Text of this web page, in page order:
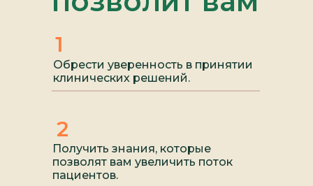
Обрести уверенность в принятии
клинических решений.
1
Получить знания, которые
позволят вам увеличить поток
пациентов.
2